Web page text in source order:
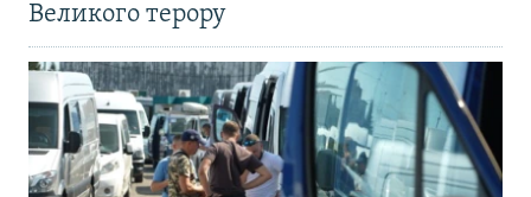
Великого терору